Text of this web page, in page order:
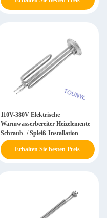
110V-380V Elektrische
Warmwasserbereiter Heizelemente
Schraub- / Spleiß-Installation
Erhalten Sie besten Preis